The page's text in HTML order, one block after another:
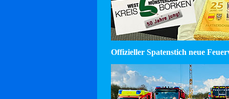
Offizieller Spatenstich neue